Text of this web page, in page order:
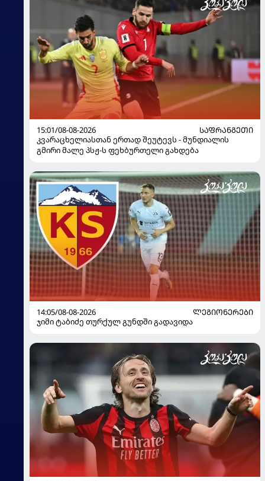
15:01/08-08-2026
ᲡᲐᲤᲠᲐᲜᲒᲔᲗᲘ
კვარაცხელიასთან ერთად შეუტევს - მუნდიალის
გმირი მალე პსჟ-ს ფეხბურთელი გახდება
14:05/08-08-2026
ᲚᲔᲒᲘᲝᲜᲔᲠᲔᲑᲘ
ჯიმი ტაბიძე თურქულ გუნდში გადავიდა